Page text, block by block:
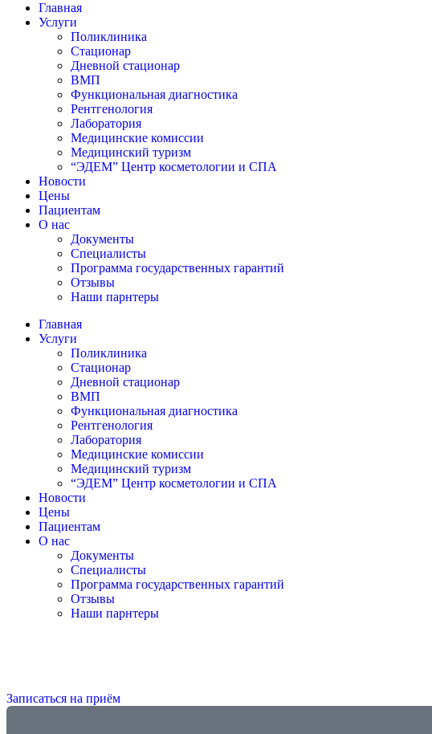
Главная
Услуги
Поликлиника
Стационар
Дневной стационар
ВМП
Функциональная диагностика
Рентгенология
Лаборатория
Медицинские комиссии
Медицинский туризм​
“ЭДЕМ” Центр косметологии и СПА
Новости
Цены
Пациентам
О нас
Документы
Специалисты
Программа государственных гарантий
Отзывы
Наши парнтеры
Главная
Услуги
Поликлиника
Стационар
Дневной стационар
ВМП
Функциональная диагностика
Рентгенология
Лаборатория
Медицинские комиссии
Медицинский туризм​
“ЭДЕМ” Центр косметологии и СПА
Новости
Цены
Пациентам
О нас
Документы
Специалисты
Программа государственных гарантий
Отзывы
Наши парнтеры
Записаться на приём